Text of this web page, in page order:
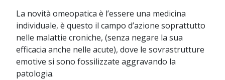
La novità omeopatica è l’essere una medicina
individuale, è questo il campo d’azione soprattutto
nelle malattie croniche, (senza negare la sua
efficacia anche nelle acute), dove le sovrastrutture
emotive si sono fossilizzate aggravando la
patologia.